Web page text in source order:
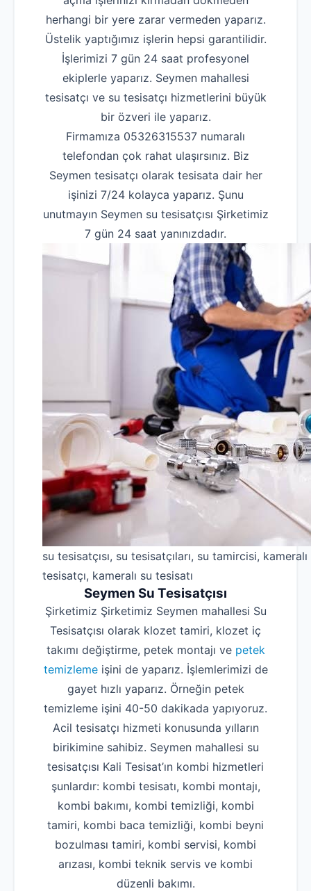
herhangi bir yere zarar vermeden yaparız.
Üstelik yaptığımız işlerin hepsi garantilidir.
İşlerimizi 7 gün 24 saat profesyonel
ekiplerle yaparız. Seymen mahallesi
tesisatçı ve su tesisatçı hizmetlerini büyük
bir özveri ile yaparız.
Firmamıza 05326315537 numaralı
telefondan çok rahat ulaşırsınız. Biz
Seymen tesisatçı olarak tesisata dair her
işinizi 7/24 kolayca yaparız. Şunu
unutmayın Seymen su tesisatçısı Şirketimiz
7 gün 24 saat yanınızdadır.
su tesisatçısı, su tesisatçıları, su tamircisi,
tesisatçı, kameralı su tesisatı
Seymen Su Tesisatçısı
Şirketimiz Şirketimiz Seymen mahallesi Su
Tesisatçısı olarak klozet tamiri, klozet iç
takımı değiştirme, petek montajı ve petek
temizlemeişini de yaparız. İşlemlerimizi de
gayet hızlı yaparız. Örneğin petek
temizleme işini 40-50 dakikada yapıyoruz.
Acil tesisatçı hizmeti konusunda yılların
birikimine sahibiz. Seymen mahallesi su
tesisatçısı Kali Tesisat’ın kombi hizmetleri
şunlardır: kombi tesisatı, kombi montajı,
kombi bakımı, kombi temizliği, kombi
tamiri, kombi baca temizliği, kombi beyni
bozulması tamiri, kombi servisi, kombi
arızası, kombi teknik servis ve kombi
düzenli bakımı.